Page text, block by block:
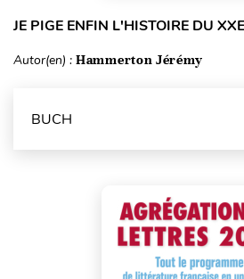
JE PIGE ENFIN L'HISTOIRE DU
Autor(en) : Hammerton Jérémy
BUCH